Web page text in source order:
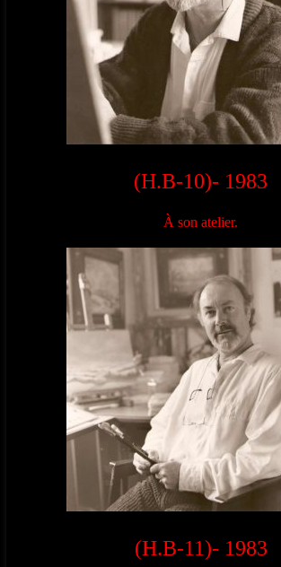
(H.B-10)- 1983
À son atelier.
(H.B-11)- 1983